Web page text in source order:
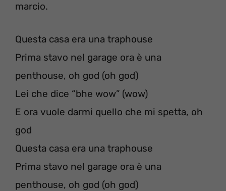
marcio.
Questa casa era una traphouse
Prima stavo nel garage ora è una
penthouse, oh god (oh god)
Lei che dice “bhe wow” (wow)
E ora vuole darmi quello che mi spetta, oh
god
Questa casa era una traphouse
Prima stavo nel garage ora è una
penthouse, oh god (oh god)